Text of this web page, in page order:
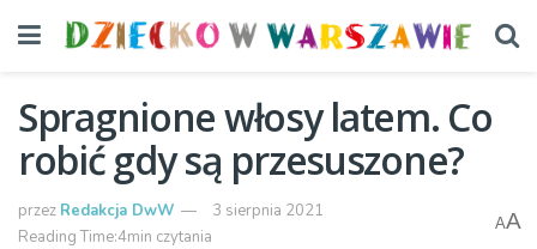
Spragnione włosy latem. Co
robić gdy są przesuszone?
przez Redakcja DwW
3 sierpnia 2021
Reading Time:4min czytania
AA